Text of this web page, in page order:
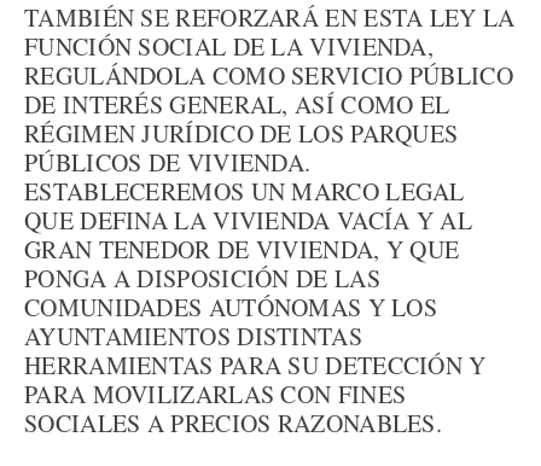
TAMBIÉN SE REFORZARÁ EN ESTA LEY LA
FUNCIÓN SOCIAL DE LA VIVIENDA,
REGULÁNDOLA COMO SERVICIO PÚBLICO
DE INTERÉS GENERAL, ASÍ COMO EL
RÉGIMEN JURÍDICO DE LOS PARQUES
PÚBLICOS DE VIVIENDA.
ESTABLECEREMOS UN MARCO LEGAL
QUE DEFINA LA VIVIENDA VACÍA Y AL
GRAN TENEDOR DE VIVIENDA, Y QUE
PONGA A DISPOSICIÓN DE LAS
COMUNIDADES AUTÓNOMAS Y LOS
AYUNTAMIENTOS DISTINTAS
HERRAMIENTAS PARA SU DETECCIÓN Y
PARA MOVILIZARLAS CON FINES
SOCIALES A PRECIOS RAZONABLES.